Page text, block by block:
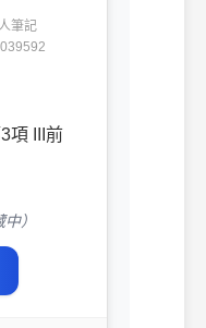
筆記
項 III前
）